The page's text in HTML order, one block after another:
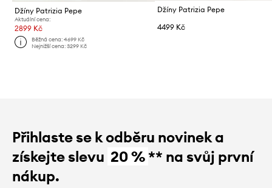
Džíny Patrizia Pepe
Aktuální cena:
2899 Kč
Běžná cena:4699 Kč
Nejnižší cena:3299 Kč
Džíny Patrizia Pepe
4499 Kč
Přihlaste se k odběru novinek a
získejte slevu 20 %** na svůj první
nákup.